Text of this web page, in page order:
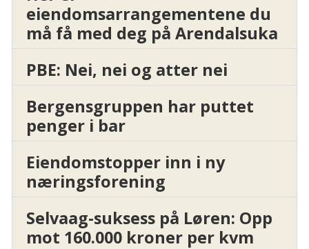
eiendomsarrangementene du
må få med deg på Arendalsuka
PBE: Nei, nei og atter nei
Bergensgruppen har puttet
penger i bar
Eiendomstopper inn i ny
næringsforening
Selvaag-suksess på Løren: Opp
mot 160.000 kroner per kvm